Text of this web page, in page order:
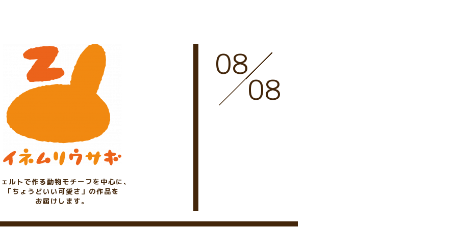
ルトで作る動物モチーフを中心に、
「ちょうどいい可愛さ」の作品を
お届けします。
08
08